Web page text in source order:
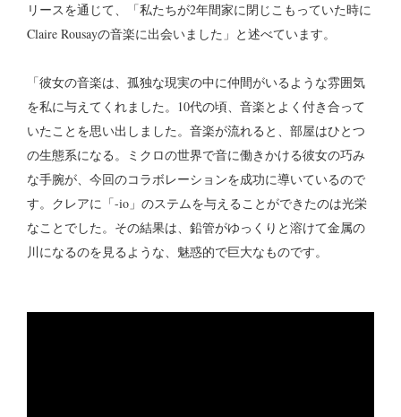
リースを通じて、「私たちが2年間家に閉じこもっていた時に
Claire Rousayの音楽に出会いました」と述べています。
「彼女の音楽は、孤独な現実の中に仲間がいるような雰囲気
を私に与えてくれました。10代の頃、音楽とよく付き合って
いたことを思い出しました。音楽が流れると、部屋はひとつ
の生態系になる。ミクロの世界で音に働きかける彼女の巧み
な手腕が、今回のコラボレーションを成功に導いているので
す。クレアに「-io」のステムを与えることができたのは光栄
なことでした。その結果は、鉛管がゆっくりと溶けて金属の
川になるのを見るような、魅惑的で巨大なものです。